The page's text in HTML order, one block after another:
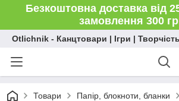
Безкоштовна доставка від
замовлення 300
Otlichnik - Канцтовари | Ігри |
Товари Папір, блокноти, бланки